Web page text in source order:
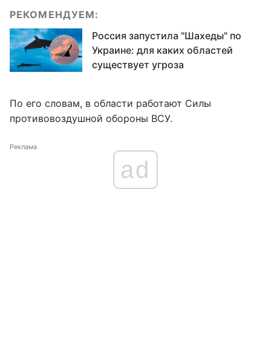
РЕКОМЕНДУЕМ:
Россия запустила "Шахеды" по
Украине: для каких областей
существует угроза
По его словам, в области работают Силы
противовоздушной обороны ВСУ.
Реклама
ad